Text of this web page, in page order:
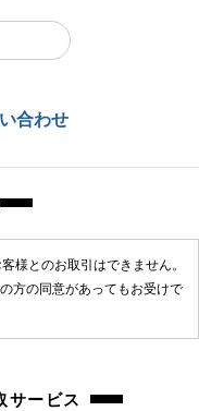
弾・ボルトでの排莢動作は確
損の可能性がある現状品とな
合わせ
様とのお取引はできません。
の同意があってもお受けで
サービス